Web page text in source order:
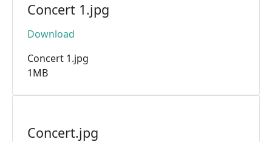
Concert 1.jpg
Download
Concert 1.jpg
1MB
Concert.jpg